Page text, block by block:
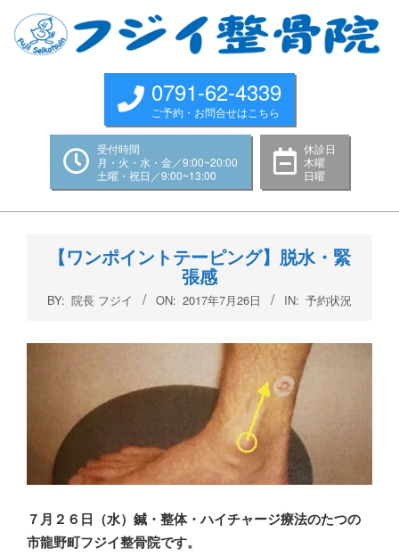
content
0791-62-4339
ご予約・お問合せはこちら
受付時間
月・火・水・金／9:00~20:00
土曜・祝日／9:00~13:00
休診日
木曜
日曜
【ワンポイントテーピング】脱水・緊
張感
BY: 院長 フジイ ON: 2017年7月26日 IN: 予約状況
７月２６ 日（水）鍼・整体・ハイチャージ療法のたつの
市龍野町フジイ整骨院です。